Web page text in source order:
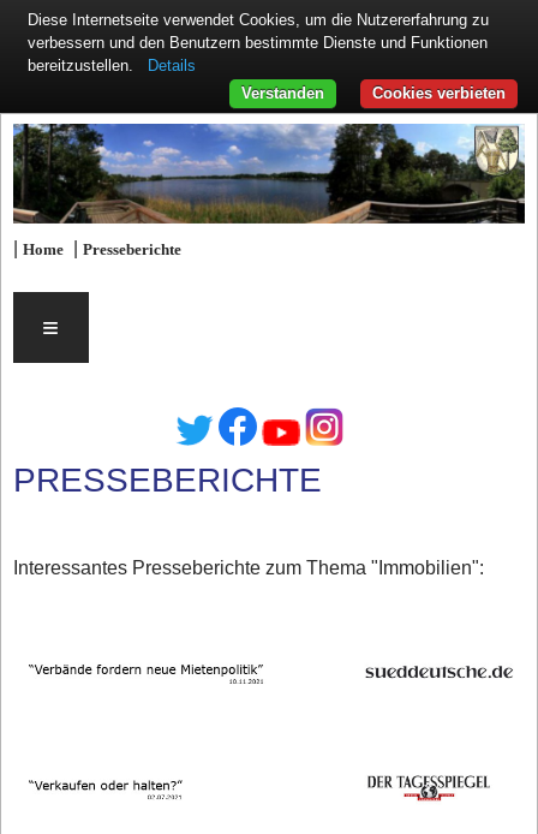
|Home |Presseberichte
≡
PRESSEBERICHTE
Interessantes Presseberichte zum Thema "Immobilien":
Diese Internetseite verwendet Cookies, um die Nutzererfahrung zu
verbessern und den Benutzern bestimmte Dienste und Funktionen
bereitzustellen.
Details
Cookies verbieten
Verstanden